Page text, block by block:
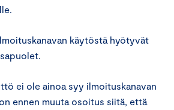
käytöstä hyötyvät
ei ole ainoa syy ilmoituskanavan
ennen muuta osoitus siitä, että